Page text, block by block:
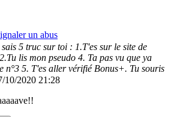
un abus
sais 5 truc sur toi : 1.T'es sur le site de
lis mon pseudo 4. Ta pas vu que ya
n°3 5. T'es aller vérifié Bonus+. Tu souris
10/2020 21:28